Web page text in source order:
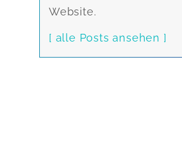
Website.
[ alle Posts ansehen ]